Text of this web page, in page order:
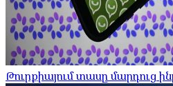
Թուրքիայում տասը մարդուց